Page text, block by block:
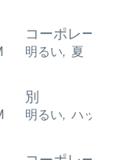
コーポレート
明るい, 夏
別
明るい, ハッピー